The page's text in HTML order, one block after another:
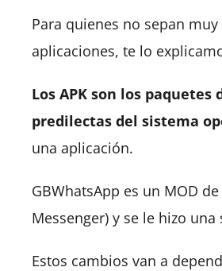
Para quienes no sepan
aplicaciones, te lo
Los APK son los
predilectas del sistema
una aplicación.
GBWhatsApp es un MOD
Messenger) y se le hizo
Estos cambios van a